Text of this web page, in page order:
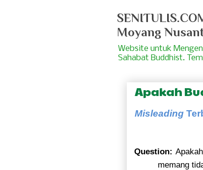
Moyang
Website untuk
Sahabat Buddhist.
Apakah
Misleading
Question:
memang